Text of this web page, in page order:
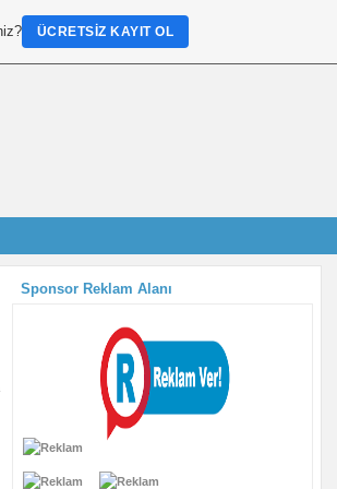
Sponsor Reklam Alanı
ÜCRETSIZ KAYIT OL